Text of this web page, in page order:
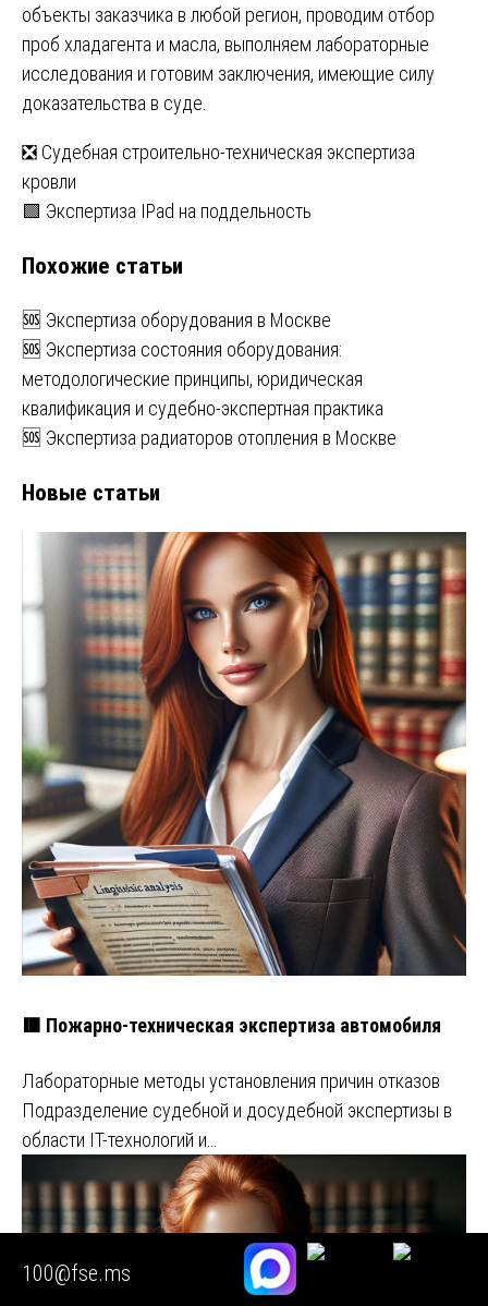
объекты заказчика в любой регион, проводим отбор
проб хладагента и масла, выполняем лабораторные
исследования и готовим заключения, имеющие силу
доказательства в суде.
Навигация
по
❎ Судебная строительно-техническая экспертиза
кровли
🟩 Экспертиза IPad на поддельность
Похожие статьи
🆘 Экспертиза оборудования в Москве
🆘 Экспертиза состояния оборудования:
методологические принципы, юридическая
квалификация и судебно-экспертная практика
🆘 Экспертиза радиаторов отопления в Москве
Новые статьи
🟥 Пожарно-техническая экспертиза автомобиля
Лабораторные методы установления причин отказов
Подразделение судебной и досудебной экспертизы в
области IT-технологий и…
100@fse.ms